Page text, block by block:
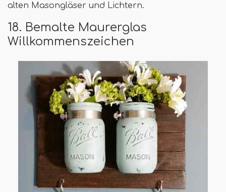
alten Masongläser und Lichtern.
18. Bemalte Maurerglas
Willkommenszeichen